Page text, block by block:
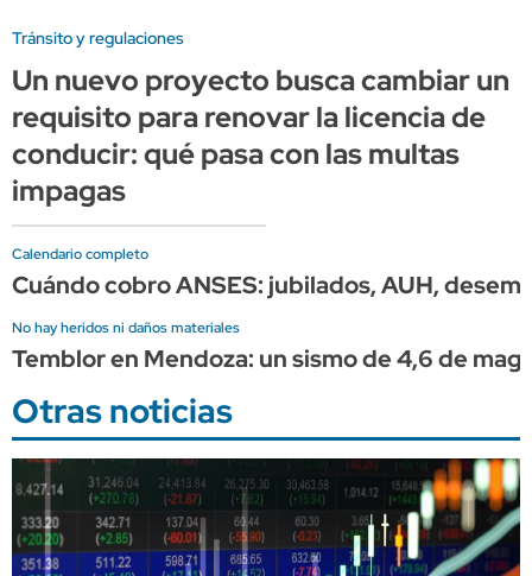
Tránsito y regulaciones
Un nuevo proyecto busca cambiar un
requisito para renovar la licencia de
conducir: qué pasa con las multas
impagas
Calendario completo
Cuándo cobro ANSES: jubilados, AUH,
No hay heridos ni daños materiales
Temblor en Mendoza: un sismo de 4,6 de
Otras noticias